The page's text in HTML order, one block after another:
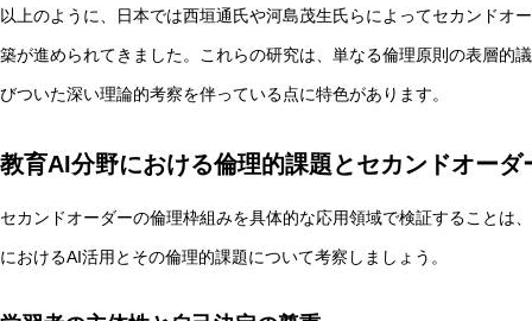
以上のように、日本では西垣通氏や河島茂生氏らによってセカンドオ
築が進められてきました。これらの研究は、単なる倫理原則の表層的
びついた深い理論的考察を伴っている点に特色があります。
教育AI分野における倫理的課題とセカンドオーダ
セカンドオーダーの倫理枠組みを具体的な応用領域で検証することは
におけるAI活用とその倫理的課題について考察しましょう。